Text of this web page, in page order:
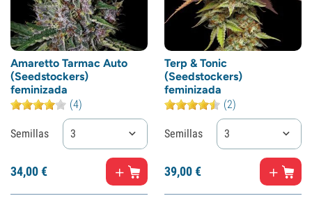
Amaretto Tarmac Auto
(Seedstockers)
feminizada
(4)
Semillas 3
34,00€
Terp & Tonic
(Seedstockers)
feminizada
(2)
Semillas 3
39,00€